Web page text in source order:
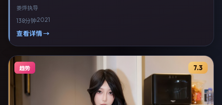
出演。剧情以动漫类型为主线，融合中国大陆本土叙事与人物弧光，适合
日完成中国大陆摄制与后期，同年季度档期内全渠道上线与二轮放映。影
片在节奏、摄影与配乐上强调沉浸体验，可作为片单推荐、影评长文与专
娄烨执导
138分钟2021
查看详情 →
趋势 7.3